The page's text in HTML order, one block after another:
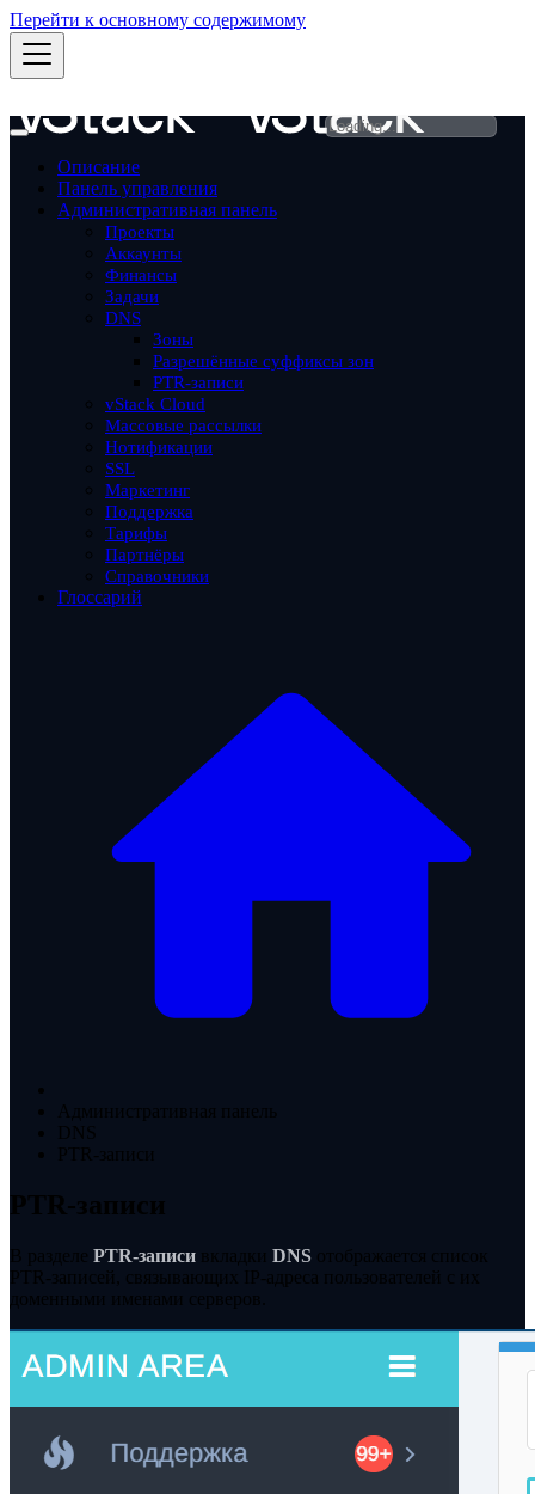
Перейти к основному содержимому
Описание
Панель управления
Административная панель
Проекты
Aккаунты
Финансы
Задачи
DNS
Зоны
Разрешённые суффиксы зон
PTR-записи
vStack Cloud
Массовые рассылки
Нотификации
SSL
Маркетинг
Поддержка
Тарифы
Партнёры
Справочники
Глоссарий
Административная панель
DNS
PTR-записи
PTR-записи
В разделе PTR-записи вкладки DNS отображается список
PTR-записей, связывающих IP-адреса пользователей с их
доменными именами серверов.